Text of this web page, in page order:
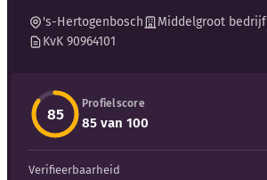
's-Hertogenbosch Middelgroot bedrijf
KvK 90964101
85
Profielscore
85 van 100
Verifieerbaarheid